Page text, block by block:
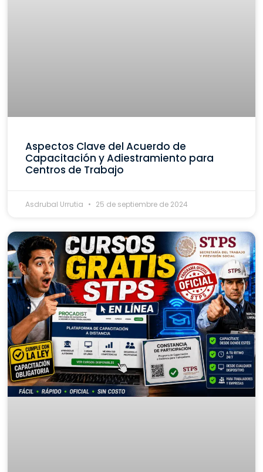
Aspectos Clave del Acuerdo de
Capacitación y Adiestramiento para
Centros de Trabajo
Asdrubal Urrutia 25 de septiembre de 2024